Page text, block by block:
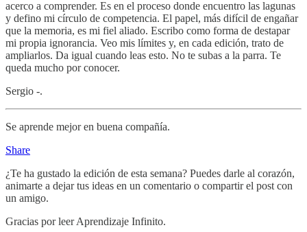
acerco a comprender. Es en el proceso donde encuentro las lagunas
y defino mi círculo de competencia. El papel, más difícil de engañar
que la memoria, es mi fiel aliado. Escribo como forma de destapar
mi propia ignorancia. Veo mis límites y, en cada edición, trato de
ampliarlos. Da igual cuando leas esto. No te subas a la parra. Te
queda mucho por conocer.
Sergio -.
Se aprende mejor en buena compañía.
Share
¿Te ha gustado la edición de esta semana? Puedes darle al corazón,
animarte a dejar tus ideas en un comentario o compartir el post con
un amigo.
Gracias por leer Aprendizaje Infinito.